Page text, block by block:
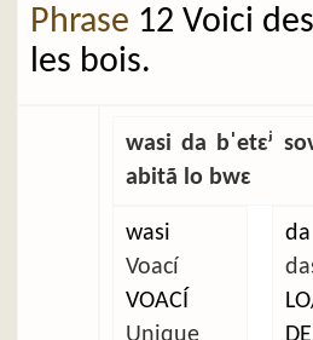
Phrase 12 Voici
les bois.
wasi da bˈetɛʲ
abitã lo bwɛ
wasi
Voací
VOACÍ
Unique
da
DE